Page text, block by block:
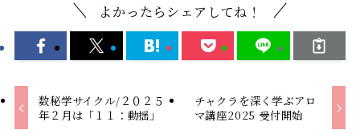
よかったらシェアしてね！
数秘学サイクル/２０２５
年２月は「１１：動揺」
チャクラを深く学ぶアロ
マ講座2025 受付開始